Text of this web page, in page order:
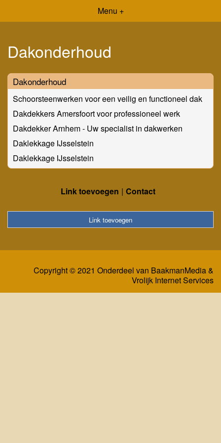
Menu +
Dakonderhoud
Dakonderhoud
Schoorsteenwerken voor een veilig en functioneel dak
Dakdekkers Amersfoort voor professioneel werk
Dakdekker Arnhem - Uw specialist in dakwerken
Daklekkage IJsselstein
Daklekkage IJsselstein
Link toevoegen Contact
Link toevoegen
Copyright © 2021 Onderdeel van BaakmanMedia&
Vrolijk Internet Services